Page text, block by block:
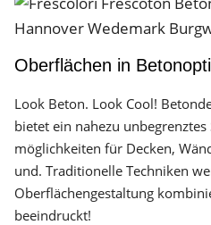
Oberflächen in
Look Beton. Look Cool!
bietet ein nahezu
möglichkeiten für Decken,
und. Traditionelle Techniken
Oberflächen­gestaltung
beeindruckt!